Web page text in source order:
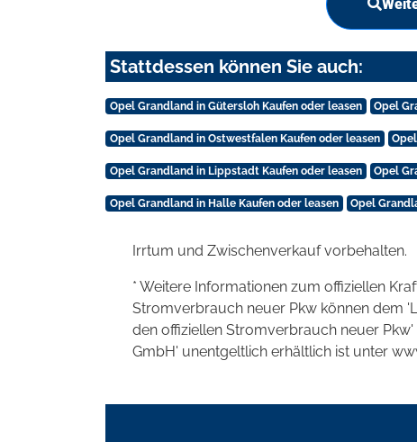
Stattdessen können Sie auch:
Opel Grandland in Gütersloh Kaufen oder leasen Opel
Opel Grandland in Ostwestfalen Kaufen oder leasen
Opel Grandland in Lippstadt Kaufen oder leasen Opel
Opel Grandland in Halle Kaufen oder leasen Opel
Irrtum und Zwischenverkauf vorbehalten.
* Weitere Informationen zum offiziellen
Stromverbrauch neuer Pkw können dem
den offiziellen Stromverbrauch neuer
GmbH' unentgeltlich erhältlich ist unter